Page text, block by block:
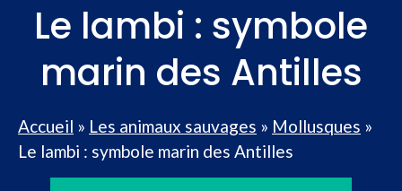
Le lambi : symbole
marin des Antilles
Accueil » Les animaux sauvages » Mollusques »
Le lambi : symbole marin des Antilles